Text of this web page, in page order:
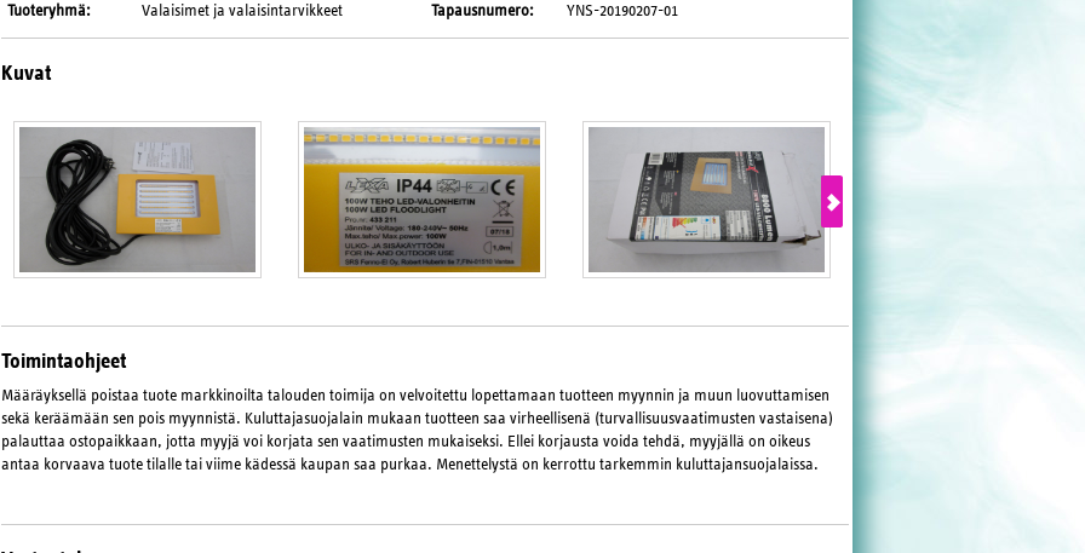
Tuoteryhmä: Valaisimet ja valaisintarvikkeet
Tapausnumero: YNS-20190207-01
Kuvat
Toimintaohjeet
Määräyksellä poistaa tuote markkinoilta talouden toimija on velvoitettu lopettamaan tuotteen myynnin ja muun luovuttamisen
sekä keräämään sen pois myynnistä. Kuluttajasuojalain mukaan tuotteen saa virheellisenä (turvallisuusvaatimusten vastaisena)
palauttaa ostopaikkaan, jotta myyjä voi korjata sen vaatimusten mukaiseksi. Ellei korjausta voida tehdä, myyjällä on oikeus
antaa korvaava tuote tilalle tai viime kädessä kaupan saa purkaa. Menettelystä on kerrottu tarkemmin kuluttajansuojalaissa.